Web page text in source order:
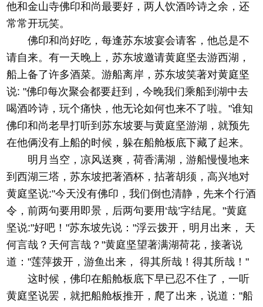
他和金山寺佛印和尚最要好，两人饮酒吟诗之余，还
常常开玩笑。
佛印和尚好吃，每逢苏东坡宴会请客，他总是不
请自来。有一天晚上，苏东坡邀请黄庭坚去游西湖，
船上备了许多酒菜。游船离岸，苏东坡笑著对黄庭坚
说: "佛印每次聚会都要赶到，今晚我们乘船到湖中去
喝酒吟诗，玩个痛快，他无论如何也来不了啦。"谁知
佛印和尚老早打听到苏东坡要与黄庭坚游湖，就预先
在他俩没有上船的时候，躲在船舱板底下藏了起来。
明月当空，凉风送爽，荷香满湖，游船慢慢地来
到西湖三塔，苏东坡把著酒杯，拈著胡须，高兴地对
黄庭坚说:"今天没有佛印，我们倒也清静，先来个行酒
令，前两句要用即景，后两句要用‘哉’字结尾。"黄庭
坚说:"好吧！"苏东坡先说："浮云拨开，明月出来， 天
何言哉？天何言哉？"黄庭坚望著满湖荷花，接著说
道："莲萍拨开，游鱼出来， 得其所哉！得其所哉！"
这时候，佛印在船舱板底下早已忍不住了，一听
黄庭坚说罢，就把船舱板推开，爬了出来，说道："船